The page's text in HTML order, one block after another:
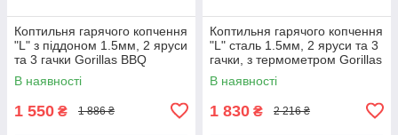
Коптильня гарячого копчення
"L" з піддоном 1.5мм, 2 яруси
та 3 гачки Gorillas BBQ
В наявності
1 550 ₴ 1 886 ₴
Коптильня гарячого копчення
"L" сталь 1.5мм, 2 яруси та 3
гачки, з термометром Gorillas
BBQ
В наявності
1 830 ₴ 2 216 ₴